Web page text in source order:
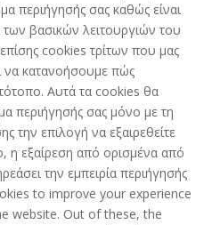
περιήγησής σας καθώς είναι
των βασικών λειτουργιών του
cookies τρίτων που μας
κατανοήσουμε πώς
Αυτά τα cookies θα
περιήγησής σας μόνο με τη
την επιλογή να εξαιρεθείτε
εξαίρεση από ορισμένα από
την εμπειρία περιήγησής
to improve your experience
website. Out of these, the